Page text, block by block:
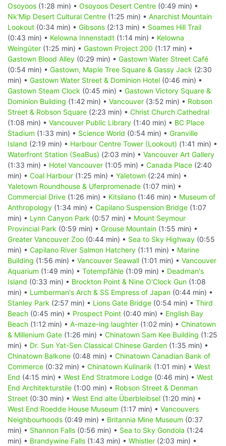
Osoyoos (1:28 min) • Osoyoos Desert Centre (0:49 min) •
Nk'Mip Desert Cultural Centre (1:25 min) • Anarchist Mountain
Lookout (0:34 min) • Gibsons (2:13 min) • Soames Hill Trail
(0:43 min) • Kelowna Innenstadt (1:14 min) • Kelowna
Weingüter (1:25 min) • Gastown Project 200 (1:17 min) •
Gastown Blood Alley (0:29 min) • Gastown Water Street Café
(0:54 min) • Gastown, Maple Tree Square & Gassy Jack (2:30
min) • Gastown Water Street & Dominion Hotel (0:46 min) •
Gastown Steam Clock (0:45 min) • Gastown Victory Square &
Dominion Building (1:42 min) • Vancouver (3:52 min) • Robson
Street & Robson Square (2:23 min) • Christ Church Cathedral
(1:08 min) • Vancouver Public Library (1:40 min) • BC Place
Stadium (1:33 min) • Science World (0:54 min) • Granville
Island (2:19 min) • Harbour Centre Tower (Lookout) (1:41 min) •
Waterfront Station (SeaBus) (2:03 min) • Vancouver Art Gallery
(1:33 min) • Hotel Vancouver (1:05 min) • Canada Place (2:40
min) • Coal Harbour (1:25 min) • Yaletown (2:24 min) •
Yaletown Roundhouse & Uferpromenade (1:07 min) •
Commercial Drive (1:26 min) • Kitsilano (1:46 min) • Museum of
Anthropology (1:34 min) • Capilano Suspension Bridge (1:07
min) • Lynn Canyon Park (0:57 min) • Mount Seymour
Provincial Park (0:59 min) • Grouse Mountain (1:55 min) •
Greater Vancouver Zoo (0:44 min) • Sea to Sky Highway (0:55
min) • Capilano River Salmon Hatchery (1:11 min) • Marine
Building (1:56 min) • Vancouver Seawall (1:01 min) • Vancouver
Aquarium (1:49 min) • Totempfähle (1:09 min) • Deadman's
Island (0:33 min) • Brockton Point & Nine O'Clock Gun (1:08
min) • Lumberman's Arch & SS Empress of Japan (0:44 min) •
Stanley Park (2:57 min) • Lions Gate Bridge (0:54 min) • Third
Beach (0:45 min) • Prospect Point (0:40 min) • English Bay
Beach (1:12 min) • A-maze-ing laughter (1:02 min) • Chinatown
& Millenium Gate (1:26 min) • Chinatown Sam Kee Building (1:25
min) • Dr. Sun Yat-Sen Classical Chinese Garden (1:35 min) •
Chinatown Balkone (0:48 min) • Chinatown Canadian Bank of
Commerce (0:32 min) • Chinatown Kulinarik (1:01 min) • West
End (4:15 min) • West End Stratmore Lodge (0:46 min) • West
End Architekturstile (1:00 min) • Robson Street & Denman
Street (0:30 min) • West End alte Überbleibsel (1:20 min) •
West End Roedde House Museum (1:17 min) • Vancouvers
Neighbourhoods (0:49 min) • Britannia Mine Museum (0:37
min) • Shannon Falls (0:56 min) • Sea to Sky Gondola (1:24
min) • Brandywine Falls (1:43 min) • Whistler (2:03 min) •